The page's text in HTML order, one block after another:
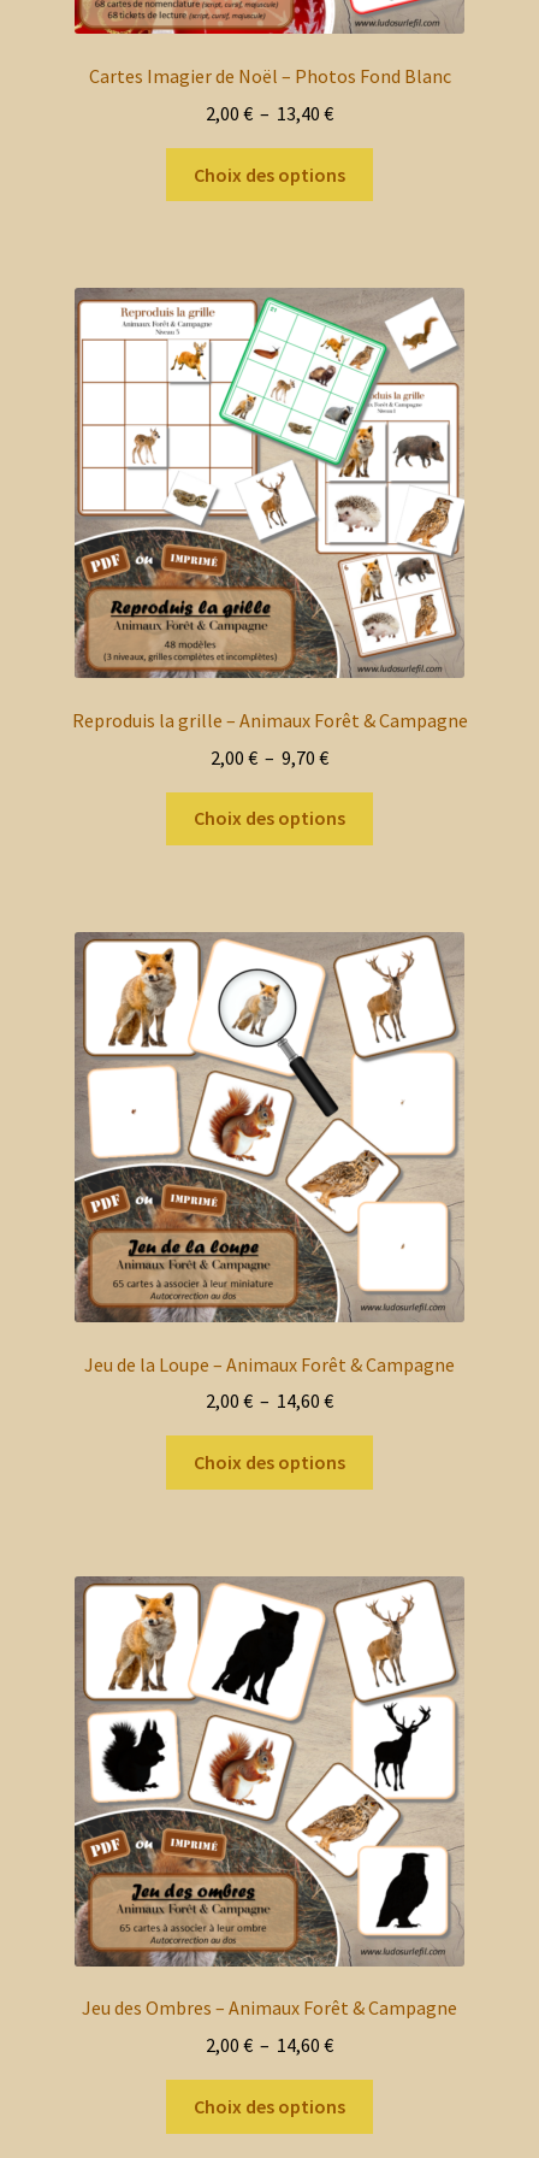
Cartes Imagier de Noël – Photos Fond Blanc
2,00 € – 13,40 €Plage
prix :
2,00 €
Choix des options
Les
options
peuvent
être
choisies
sur
la
page
du
produit
Reproduis la grille – Animaux Forêt & Campagne
2,00 € – 9,70 €Plage
prix :
2,00 €
Choix des options
Les
options
peuvent
être
la
page
du
Jeu de la Loupe – Animaux Forêt & Campagne
2,00 € – 14,60 €Plage
de
prix :
2,00 €
Choix des options
Les
options
peuvent
être
choisies
sur
la
page
du
produit
Jeu des Ombres – Animaux Forêt & Campagne
2,00 € – 14,60 €Plage
de
prix :
2,00 €
Choix des options